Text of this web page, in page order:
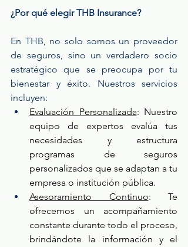
¿Por qué elegir THB Insurance?
En THB, no solo somos un proveedor
de seguros, sino un verdadero socio
estratégico que se preocupa por tu
bienestar y éxito. Nuestros servicios
incluyen:
Evaluación Personalizada: Nuestro
equipo de expertos evalúa tus
necesidades y estructura
programas de seguros
personalizados que se adaptan a tu
empresa o institución pública.
Asesoramiento Continuo: Te
ofrecemos un acompañamiento
constante durante todo el proceso,
brindándote la información y el